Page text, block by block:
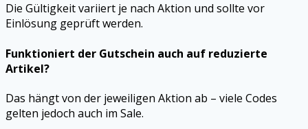
Die Gültigkeit variiert je nach Aktion und sollte vor
Einlösung geprüft werden.
Funktioniert der Gutschein auch auf reduzierte
Artikel?
Das hängt von der jeweiligen Aktion ab – viele Codes
gelten jedoch auch im Sale.